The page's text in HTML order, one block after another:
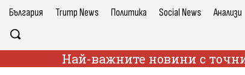
България Trump News Политика Social News Анализи
Най-важните новини с